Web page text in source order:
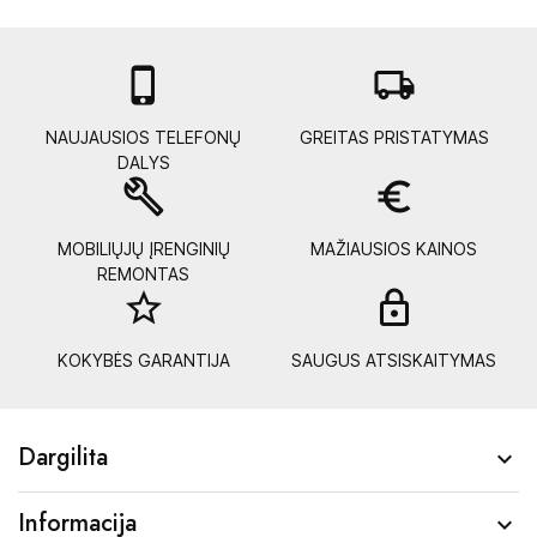

NAUJAUSIOS TELEFONŲ
DALYS
local_shipping
GREITAS PRISTATYMAS
build
MOBILIŲJŲ ĮRENGINIŲ
REMONTAS
euro_symbol
MAŽIAUSIOS KAINOS
star_border
KOKYBĖS GARANTIJA SAUGUS ATSISKAITYMAS
Dargilita 
Informacija 